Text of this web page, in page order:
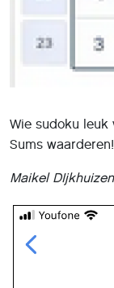
Wie sudoku leuk
Sums waarderen!
Maikel DIjkhuizen